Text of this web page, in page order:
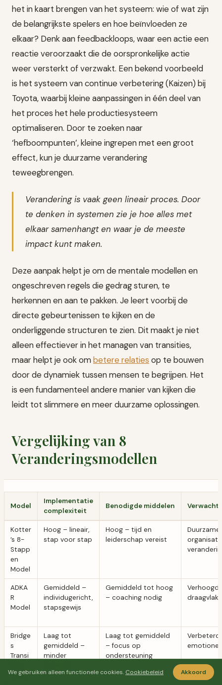
het in kaart brengen van het systeem: wie of wat zijn
de belangrijkste spelers en hoe beïnvloeden ze
elkaar? Denk aan feedbackloops, waar een actie een
reactie veroorzaakt die de oorspronkelijke actie
weer versterkt of verzwakt. Een bekend voorbeeld
is het systeem van continue verbetering (Kaizen) bij
Toyota, waarbij kleine aanpassingen in één deel van
het proces het hele productiesysteem
optimaliseren. Door te zoeken naar
‘hefboompunten’, kleine ingrepen met een groot
effect, kun je duurzame verandering
teweegbrengen.
Verandering is vaak geen lineair proces. Door
te denken in systemen zie je hoe alles met
elkaar samenhangt en waar je de meeste
impact kunt maken.
Deze aanpak helpt je om de mentale modellen en
ongeschreven regels die gedrag sturen, te
herkennen en aan te pakken. Je leert voorbij de
directe gebeurtenissen te kijken en de
onderliggende structuren te zien. Dit maakt je niet
alleen effectiever in het managen van transities,
maar helpt je ook ombetere relaties op te bouwen
door de dynamiek tussen mensen te begrijpen. Het
is een fundamenteel andere manier van kijken die
leidt tot slimmere en meer duurzame oplossingen.
Vergelijking van 8
Veranderingsmodellen
Model
Implementatie
complexiteit
Benodigde middelen
Kotter
’s 8-
Stapp
en
Model
Hoog – lineair,
stap voor stap
Hoog – tijd en
leiderschap vereist
Duurzame
ADKA
R
Model
Gemiddeld –
individugericht,
stapsgewijs
Gemiddeld tot hoog
– coaching nodig
Verhoogd
draagvlak
Bridge
s
Transi
Model
Laag tot
gemiddeld –
minder
Laag tot gemiddeld
– focus op
ondersteuning
Verbeterd
We gebruiken alleen functionele cookies. Cookiebeleid Akkoord